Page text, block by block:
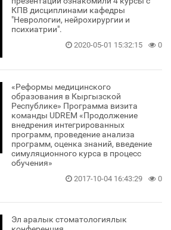
КПВ дисциплинами кафедры
"Неврологии, нейрохирургии и
психиатрии".
2020-05-01 15:32:15 0
«Реформы медицинского
образования в Кыргызской
Республике» Программа визита
команды UDREM «Продолжение
внедрения интегрированных
программ, проведение анализа
программ, оценка знаний, введение
симуляционного курса в процесс
обучения»
2017-10-04 16:43:29 0
Эл аралык стоматологиялык